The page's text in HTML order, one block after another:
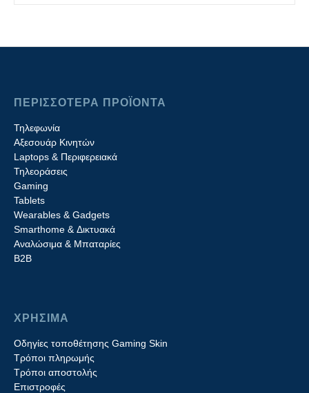
ΠΕΡΙΣΣΟΤΕΡΑ ΠΡΟΪΟΝΤΑ
Τηλεφωνία
Αξεσουάρ Κινητών
Laptops & Περιφερειακά
Τηλεοράσεις
Gaming
Tablets
Wearables & Gadgets
Smarthome & Δικτυακά
Aναλώσιμα & Μπαταρίες
Β2B
ΧΡΗΣΙΜΑ
Οδηγίες τοποθέτησης Gaming Skin
Τρόποι πληρωμής
Τρόποι αποστολής
Επιστροφές